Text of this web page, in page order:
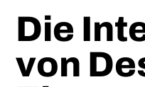
Die
von